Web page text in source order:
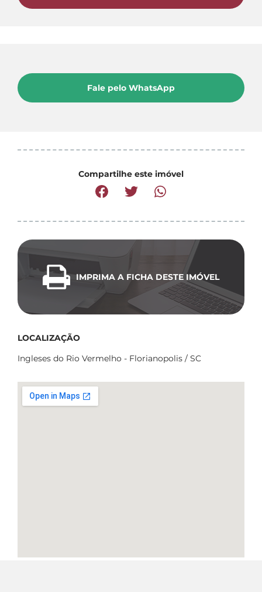
Fale pelo WhatsApp
Compartilhe este imóvel
IMPRIMA A FICHA DESTE IMÓVEL
LOCALIZAÇÃO
Ingleses do Rio Vermelho - Florianopolis / SC